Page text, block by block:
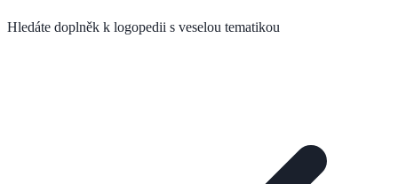
Hledáte doplněk k logopedii s veselou tematikou